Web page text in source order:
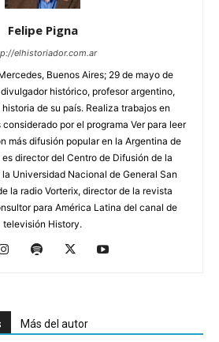
Felipe Pigna
elhistoriador.com.ar
Buenos Aires; 29 de mayo de
histórico, profesor argentino,
de su país. Realiza trabajos en
por el programa Ver para leer
más difusión popular en la Argentina de
director del Centro de Difusión de la
Universidad Nacional de General San
la radio Vorterix, director de la revista
para América Latina del canal de
televisión History.
Más del autor